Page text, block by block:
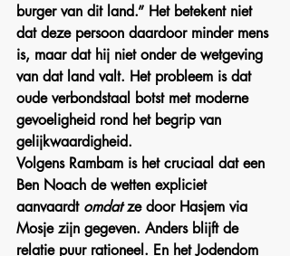
burger van dit land.” Het betekent niet
dat deze persoon daardoor minder mens
is, maar dat hij niet onder de wetgeving
van dat land valt. Het probleem is dat
oude verbondstaal botst met moderne
gevoeligheid rond het begrip van
gelijkwaardigheid.
Volgens Rambam is het cruciaal dat een
Ben Noach de wetten expliciet
aanvaardt omdat ze door Hasjem via
Mosje zijn gegeven. Anders blijft de
relatie puur rationeel. En het Jodendom